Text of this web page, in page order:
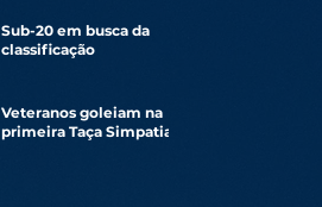
Sub-20 em busca da
classificação
Veteranos goleiam na
primeira Taça Simpatia